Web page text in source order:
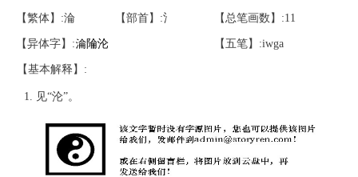
【繁体】:淪 【部首】:氵 【总笔画数】:11
【异体字】:淪陯沦 【五笔】:iwga
【基本解释】:
见“沦”。